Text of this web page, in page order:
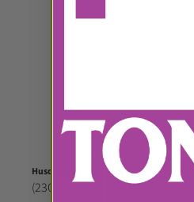
Husqvarna
(23C10)